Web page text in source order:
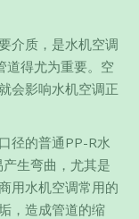
介质，是水机空调
道得尤为重要。空
会影响水机空调正
径的普通PP-R水
生弯曲，尤其是
用水机空调常用的
，造成管道的缩